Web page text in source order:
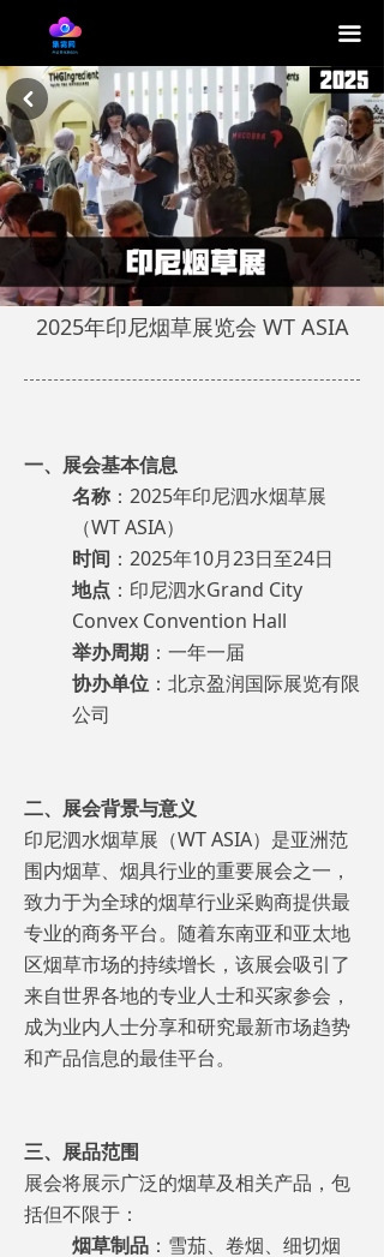
끀
낒
2025年印尼烟草展览会 WT ASIA
一、展会基本信息
名称 ：2025年印尼泗水烟草展
（WT ASIA）
时间 ：2025年10月23日至24日
地点 ：印尼泗水Grand City
Convex Convention Hall
举办周期 ：一年一届
协办单位 ：北京盈润国际展览有限
公司
二、展会背景与意义
印尼泗水烟草展（WT ASIA）是亚洲范
围内烟草、烟具行业的重要展会之一，
致力于为全球的烟草行业采购商提供最
专业的商务平台。随着东南亚和亚太地
区烟草市场的持续增长，该展会吸引了
来自世界各地的专业人士和买家参会，
成为业内人士分享和研究最新市场趋势
和产品信息的最佳平台。
三、展品范围
展会将展示广泛的烟草及相关产品，包
括但不限于：
烟草制品 ：雪茄、卷烟、细切烟